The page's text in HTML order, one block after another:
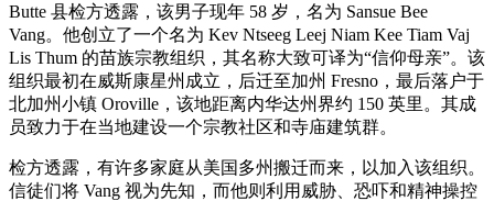
Butte 县检方透露，该男子现年 58 岁，名为 Sansue Bee
Vang。他创立了一个名为 Kev Ntseeg Leej Niam Kee Tiam Vaj
Lis Thum 的苗族宗教组织，其名称大致可译为“信仰母亲”。该
组织最初在威斯康星州成立，后迁至加州 Fresno，最后落户于
北加州小镇 Oroville，该地距离内华达州界约 150 英里。其成
员致力于在当地建设一个宗教社区和寺庙建筑群。
检方透露，有许多家庭从美国多州搬迁而来，以加入该组织。
信徒们将 Vang 视为先知，而他则利用威胁、恐吓和精神操控